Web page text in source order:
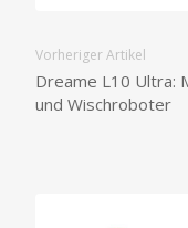
Vorheriger Artikel
Dreame L10 Ultra:
und Wischroboter